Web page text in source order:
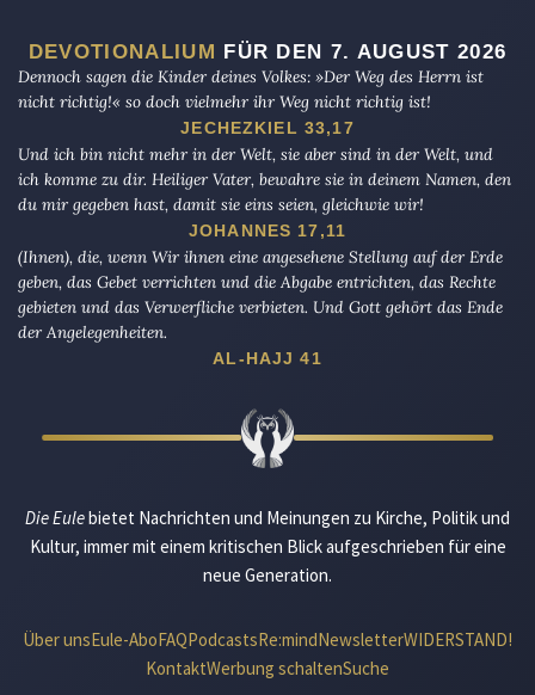
DEVOTIONALIUM FÜR DEN 7. AUGUST 2026
Dennoch sagen die Kinder deines Volkes: »Der Weg des Herrn ist
nicht richtig!« so doch vielmehr ihr Weg nicht richtig ist!
JECHEZKIEL 33,17
Und ich bin nicht mehr in der Welt, sie aber sind in der Welt, und
ich komme zu dir. Heiliger Vater, bewahre sie in deinem Namen, den
du mir gegeben hast, damit sie eins seien, gleichwie wir!
JOHANNES 17,11
(Ihnen), die, wenn Wir ihnen eine angesehene Stellung auf der Erde
geben, das Gebet verrichten und die Abgabe entrichten, das Rechte
gebieten und das Verwerfliche verbieten. Und Gott gehört das Ende
der Angelegenheiten.
AL-HAJJ 41
Die Eulebietet Nachrichten und Meinungen zu Kirche, Politik und
Kultur, immer mit einem kritischen Blick aufgeschrieben für eine
neue Generation.
Über unsEule-AboFAQPodcastsRe:mindNewsletterWIDERSTAND!
KontaktWerbung schaltenSuche